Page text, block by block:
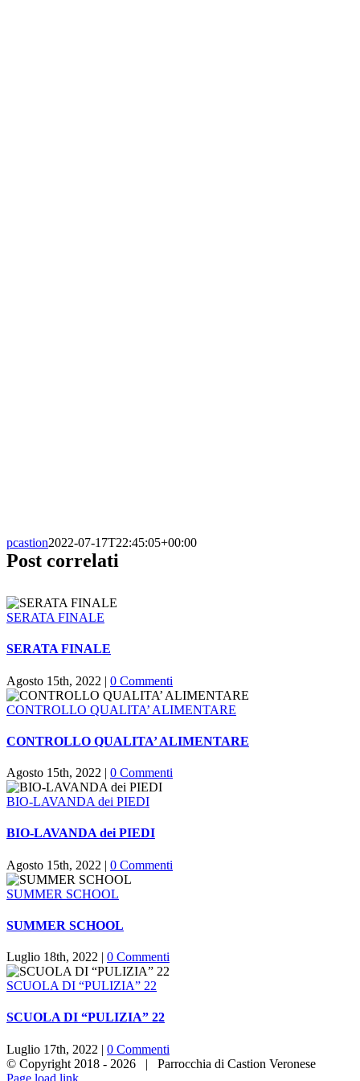
pcastion2022-07-17T22:45:05+00:00
Post correlati
SERATA FINALE
SERATA FINALE
Agosto 15th, 2022 | 0 Commenti
CONTROLLO QUALITA’ ALIMENTARE
CONTROLLO QUALITA’ ALIMENTARE
Agosto 15th, 2022 | 0 Commenti
BIO-LAVANDA dei PIEDI
BIO-LAVANDA dei PIEDI
Agosto 15th, 2022 | 0 Commenti
SUMMER SCHOOL
SUMMER SCHOOL
Luglio 18th, 2022 | 0 Commenti
SCUOLA DI “PULIZIA” 22
SCUOLA DI “PULIZIA” 22
Luglio 17th, 2022 | 0 Commenti
© Copyright 2018 - 2026 | Parrocchia di Castion Veronese
Page load link